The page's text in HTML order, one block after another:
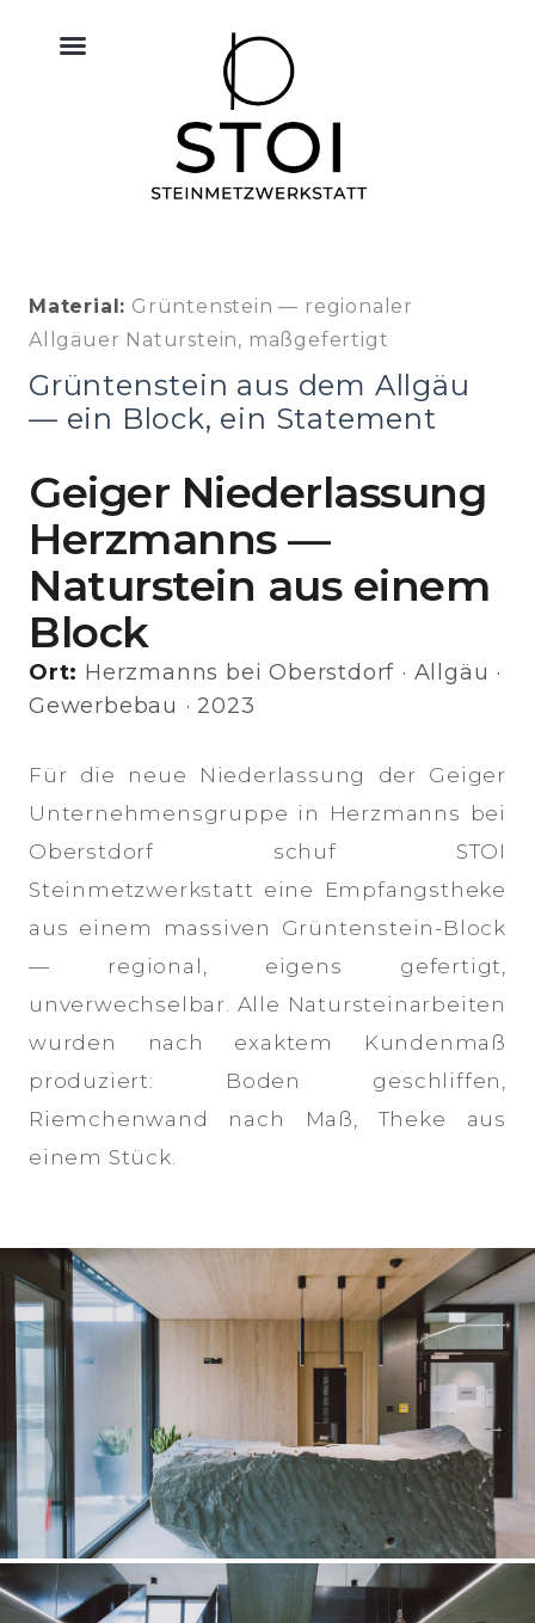
Material: Grüntenstein — regionaler
Allgäuer Naturstein, maßgefertigt
Grüntenstein aus dem Allgäu
— ein Block, ein Statement
Geiger Niederlassung
Herzmanns —
Naturstein aus einem
Block
Ort: Herzmanns bei Oberstdorf · Allgäu ·
Gewerbebau · 2023
Für die neue Niederlassung der Geiger
Unternehmensgruppe in Herzmanns bei
Oberstdorf schuf STOI
Steinmetzwerkstatt eine Empfangstheke
aus einem massiven Grüntenstein-Block
— regional, eigens gefertigt,
unverwechselbar. Alle Natursteinarbeiten
wurden nach exaktem Kundenmaß
produziert: Boden geschliffen,
Riemchenwand nach Maß, Theke aus
einem Stück.